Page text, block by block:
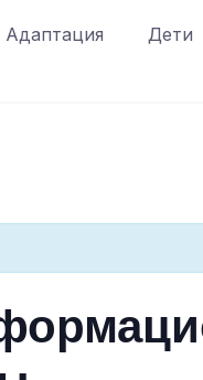
Адаптация Дети